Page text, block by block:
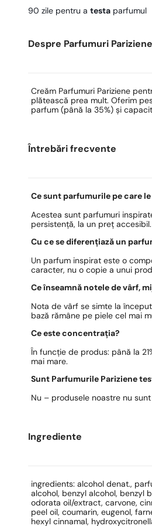
90 zile pentru a testa parfumul
Despre Parfumuri Pariziene
Creăm Parfumuri Pariziene
plătească prea mult. Oferim
parfum (până la 35%) și
Întrebări frecvente
Ce sunt parfumurile pe care
Acestea sunt parfumuri
persistență, la un preț accesibil.
Cu ce se diferențiază un
Un parfum inspirat este o
caracter, nu o copie a unui
Ce înseamnă notele de vârf,
Nota de vârf se simte la
bază rămâne pe piele cel mai
Ce este concentrația?
În funcție de produs: până la
mai mare.
Sunt Parfumurile Pariziene
Nu – produsele noastre nu
Ingrediente
ingredients: alcohol denat.,
alcohol, benzyl alcohol, benzyl
odorata oil/extract, carvone,
peel oil, coumarin, eugenol,
hexyl cinnamal,